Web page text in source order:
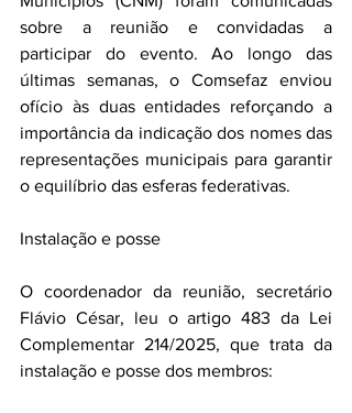
sobre a reunião e convidadas a
participar do evento. Ao longo das
últimas semanas, o Comsefaz enviou
ofício às duas entidades reforçando a
importância da indicação dos nomes das
representações municipais para garantir
o equilíbrio das esferas federativas.
Instalação e posse
O coordenador da reunião, secretário
Flávio César, leu o artigo 483 da Lei
Complementar 214/2025, que trata da
instalação e posse dos membros: